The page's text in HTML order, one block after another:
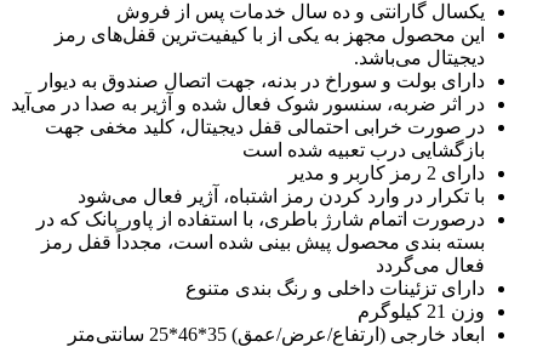
یکسال گارانتی و ده سال خدمات پس از فروش
این محصول مجهز به یکی از با کیفیت‌ترین قفل‌های رمز
دیجیتال می‌باشد.
دارای بولت و سوراخ در بدنه، جهت اتصال صندوق به دیوار
در اثر ضربه، سنسور شوک فعال شده و آژیر به صدا در می‌آید
در صورت خرابی احتمالی قفل دیجیتال، کلید مخفی جهت
بازگشایی درب تعبیه شده است
دارای 2 رمز کاربر و مدیر
با تکرار در وارد کردن رمز اشتباه، آژیر فعال می‌شود
درصورت اتمام شارژ باطری، با استفاده از پاور بانک که در
بسته بندی محصول پیش بینی شده است، مجدداً قفل رمز
فعال می‌گردد
دارای تزئینات داخلی و رنگ بندی متنوع
وزن 21 کیلوگرم
ابعاد خارجی (ارتفاع/عرض/عمق) 35*46*25 سانتی‌متر